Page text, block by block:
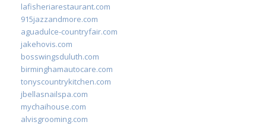
lafisheriarestaurant.com
915jazzandmore.com
aguadulce-countryfair.com
jakehovis.com
bosswingsduluth.com
birminghamautocare.com
tonyscountrykitchen.com
jbellasnailspa.com
mychaihouse.com
alvisgrooming.com